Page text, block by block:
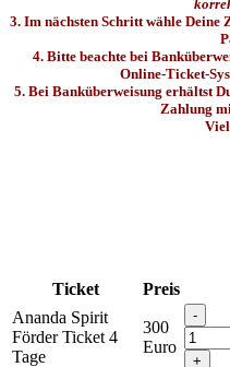
3. Im nächsten Schritt wähle Deine
4. Bitte beachte bei
Online-Ticket-
5. Bei Banküberweisung erhältst
Zahlung
Ticket Preis
Ananda Spirit
Förder Ticket 4
Tage
300
Euro